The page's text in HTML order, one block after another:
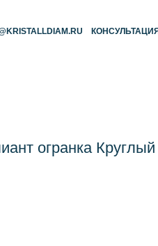
КОНСУЛЬТАЦИЯ
огранка Круглый